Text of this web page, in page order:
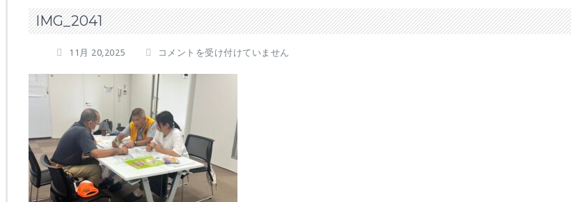
IMG_2041
11月 20,2025
I
2
0
4
1
は
コメントを受け付けていません